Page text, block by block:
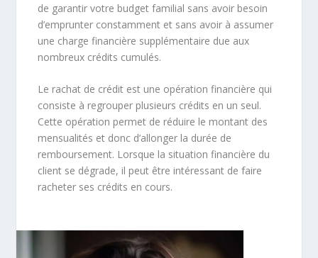
de garantir votre budget familial sans avoir besoin
d’emprunter constamment et sans avoir à assumer
une charge financière supplémentaire due aux
nombreux crédits cumulés.
Le rachat de crédit est une opération financière qui
consiste à regrouper plusieurs crédits en un seul.
Cette opération permet de réduire le montant des
mensualités et donc d’allonger la durée de
remboursement. Lorsque la situation financière du
client se dégrade, il peut être intéressant de faire
racheter ses crédits en cours.